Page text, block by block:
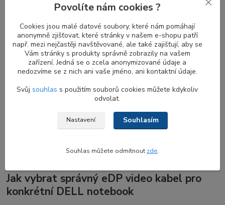
Odlišné varianty eDP video LCD flex
kabelů pro různé modely DELL Latitude
Různé verzeeDP kabelůjsou přizpůsobeny pro konkrétní typy
obrazovek a rozlišení. Obvykle se30pinový eDP konektor
používá pro obrazovky bez dotykové funkce s rozlišením až do
Full HD (FHD). Pro vyšší rozlišení, jako je WQHD a 4K, je
vyžadován 40pinový konektor. Je důležité poznamenat, že existují
a druhý pro dotykové obrazovky.
Tyto kabely nejsou zaměnitelné,
i když mohou vypadat podobně . Výběrsprávného eDP kabelu
Jak vybrat správný eDP video kabel pro
konkrétní DELL notebook
Povolíte nám cookies ?
Cookies jsou malé datové soubory, které nám pomáhají
anonymně zjišťovat, které stránky v našem e-shopu patří
např. mezi nejčastěji navštěvované, ale také zajišťují, aby se
Vám stránky s produkty správně zobrazily na vašem
zařízení. Jedná se o zcela anonymizované údaje a
nedozvíme se z nich ani vaše jméno, ani kontaktní údaje.
Svůj souhlas s použitím souborů cookies můžete kdykoliv
odvolat.
Nastavení Souhlasím
Souhlas můžete odmítnout zde.